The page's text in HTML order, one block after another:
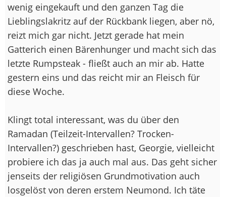
wenig eingekauft und den ganzen Tag die
Lieblingslakritz auf der Rückbank liegen, aber nö,
reizt mich gar nicht. Jetzt gerade hat mein
Gatterich einen Bärenhunger und macht sich das
letzte Rumpsteak - fließt auch an mir ab. Hatte
gestern eins und das reicht mir an Fleisch für
diese Woche.
Klingt total interessant, was du über den
Ramadan (Teilzeit-Intervallen? Trocken-
Intervallen?) geschrieben hast, Georgie, vielleicht
probiere ich das ja auch mal aus. Das geht sicher
jenseits der religiösen Grundmotivation auch
losgelöst von deren erstem Neumond. Ich täte